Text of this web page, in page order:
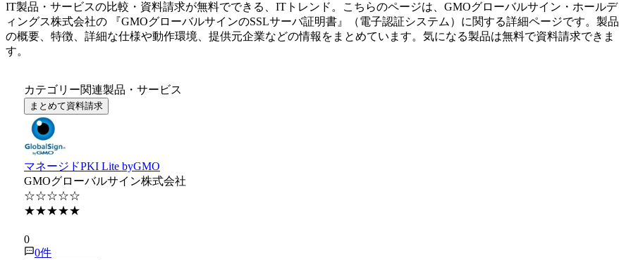
IT製品・サービスの比較・資料請求が無料でできる、ITトレンド。こちらのページは、 GMOグローバルサイン・ホールデ
ィングス株式会社の 『GMOグローバルサインのSSLサーバ証明書』（電子認証システム）に関する詳細ページです。製品
の概要、特徴、詳細な仕様や動作環境、提供元企業などの情報をまとめています。気になる製品は無料で資料請求できま
す。
カテゴリー関連製品・サービス
まとめて資料請求
マネージドPKI Lite byGMO
GMOグローバルサイン株式会社
☆☆☆☆☆
★★★★★
0
0件